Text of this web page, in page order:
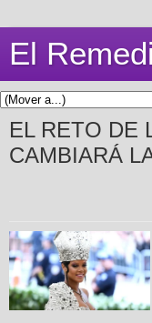
El
EL RETO DE
CAMBIARÁ